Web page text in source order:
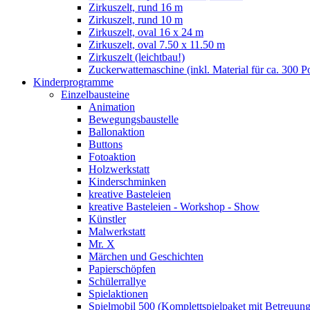
Zirkuszelt, rund 16 m
Zirkuszelt, rund 10 m
Zirkuszelt, oval 16 x 24 m
Zirkuszelt, oval 7.50 x 11.50 m
Zirkuszelt (leichtbau!)
Zuckerwattemaschine (inkl. Material für ca. 300
Kinderprogramme
Einzelbausteine
Animation
Bewegungsbaustelle
Ballonaktion
Buttons
Fotoaktion
Holzwerkstatt
Kinderschminken
kreative Basteleien
kreative Basteleien - Workshop - Show
Künstler
Malwerkstatt
Mr. X
Märchen und Geschichten
Papierschöpfen
Schülerrallye
Spielaktionen
Spielmobil 500 (Komplettspielpaket mit